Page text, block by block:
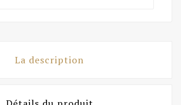
La description